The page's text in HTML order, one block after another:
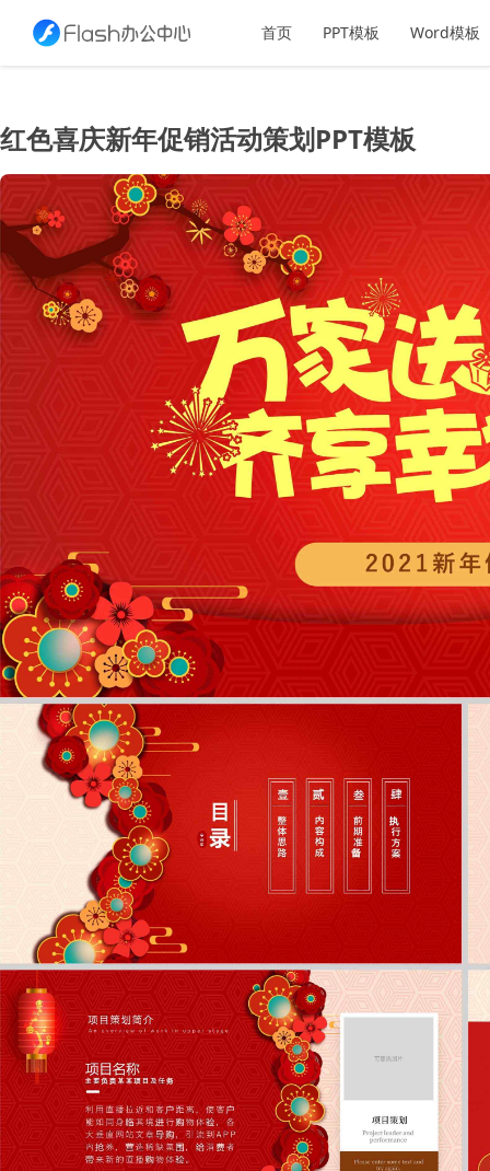
首页 PPT模板 Word模板
红色喜庆新年促销活动策划PPT模板